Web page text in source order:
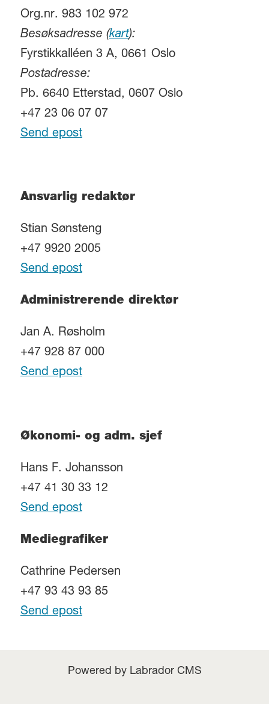
Org.nr. 983 102 972
Besøksadresse (kart):
Fyrstikkalléen 3 A, 0661 Oslo
Postadresse:
Pb. 6640 Etterstad, 0607 Oslo
+47 23 06 07 07
Send epost
Ansvarlig redaktør
Stian Sønsteng
+47 9920 2005
Send epost
Administrerende direktør
Jan A. Røsholm
+47 928 87 000
Send epost
Økonomi- og adm. sjef
Hans F. Johansson
+47 41 30 33 12
Send epost
Mediegrafiker
Cathrine Pedersen
+47 93 43 93 85
Send epost
Powered by Labrador CMS